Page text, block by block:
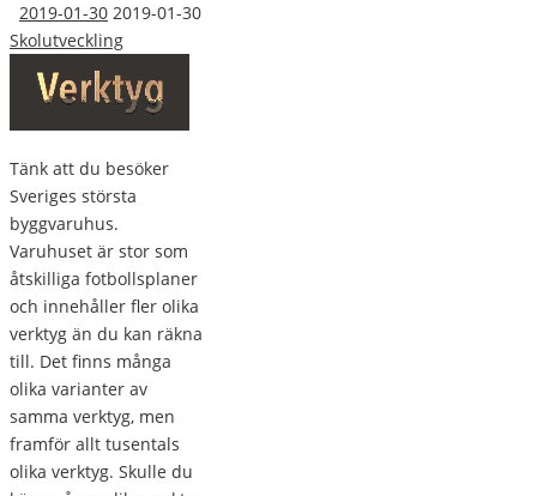
2019-01-30 2019-01-30
Skolutveckling
Tänk att du besöker
Sveriges största
byggvaruhus.
Varuhuset är stor som
åtskilliga fotbollsplaner
och innehåller fler olika
verktyg än du kan räkna
till. Det finns många
olika varianter av
samma verktyg, men
framför allt tusentals
olika verktyg. Skulle du